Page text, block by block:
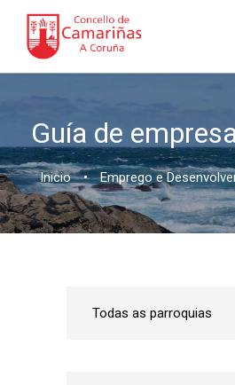
Guía de
Inicio • Emprego e